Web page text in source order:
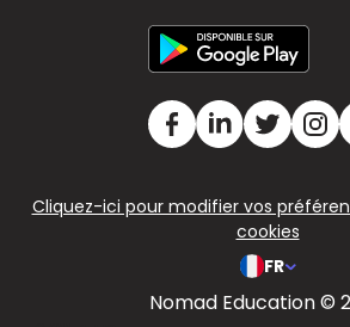
Cliquez-ici pour modifier vos
cookies
FR
Nomad Education ©